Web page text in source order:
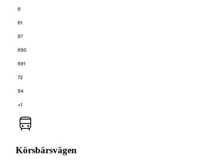
6
61
67
690
691
72
94
+1
Körsbärsvägen